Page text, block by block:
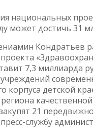
национальных
может достичь 31
Кондратьев
7,3 миллиарда
корпуса детской
21
службу